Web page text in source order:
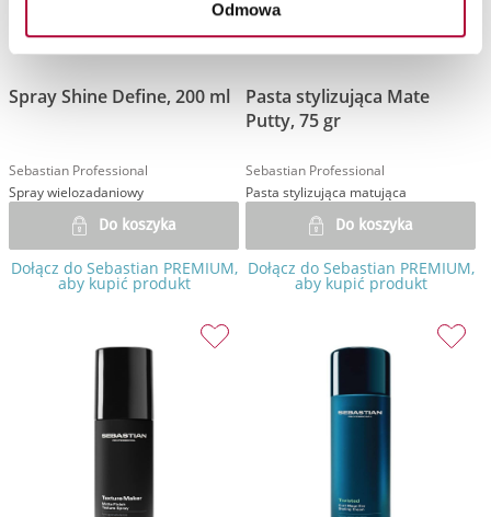
Odmowa
Spray Shine Define, 200 ml
Sebastian Professional
Spray wielozadaniowy
Do koszyka
Dołącz do Sebastian PREMIUM,
aby kupić produkt
Pasta stylizująca Mate
Putty, 75 gr
Sebastian Professional
Pasta stylizująca matująca
Do koszyka
Dołącz do Sebastian PREMIUM,
aby kupić produkt